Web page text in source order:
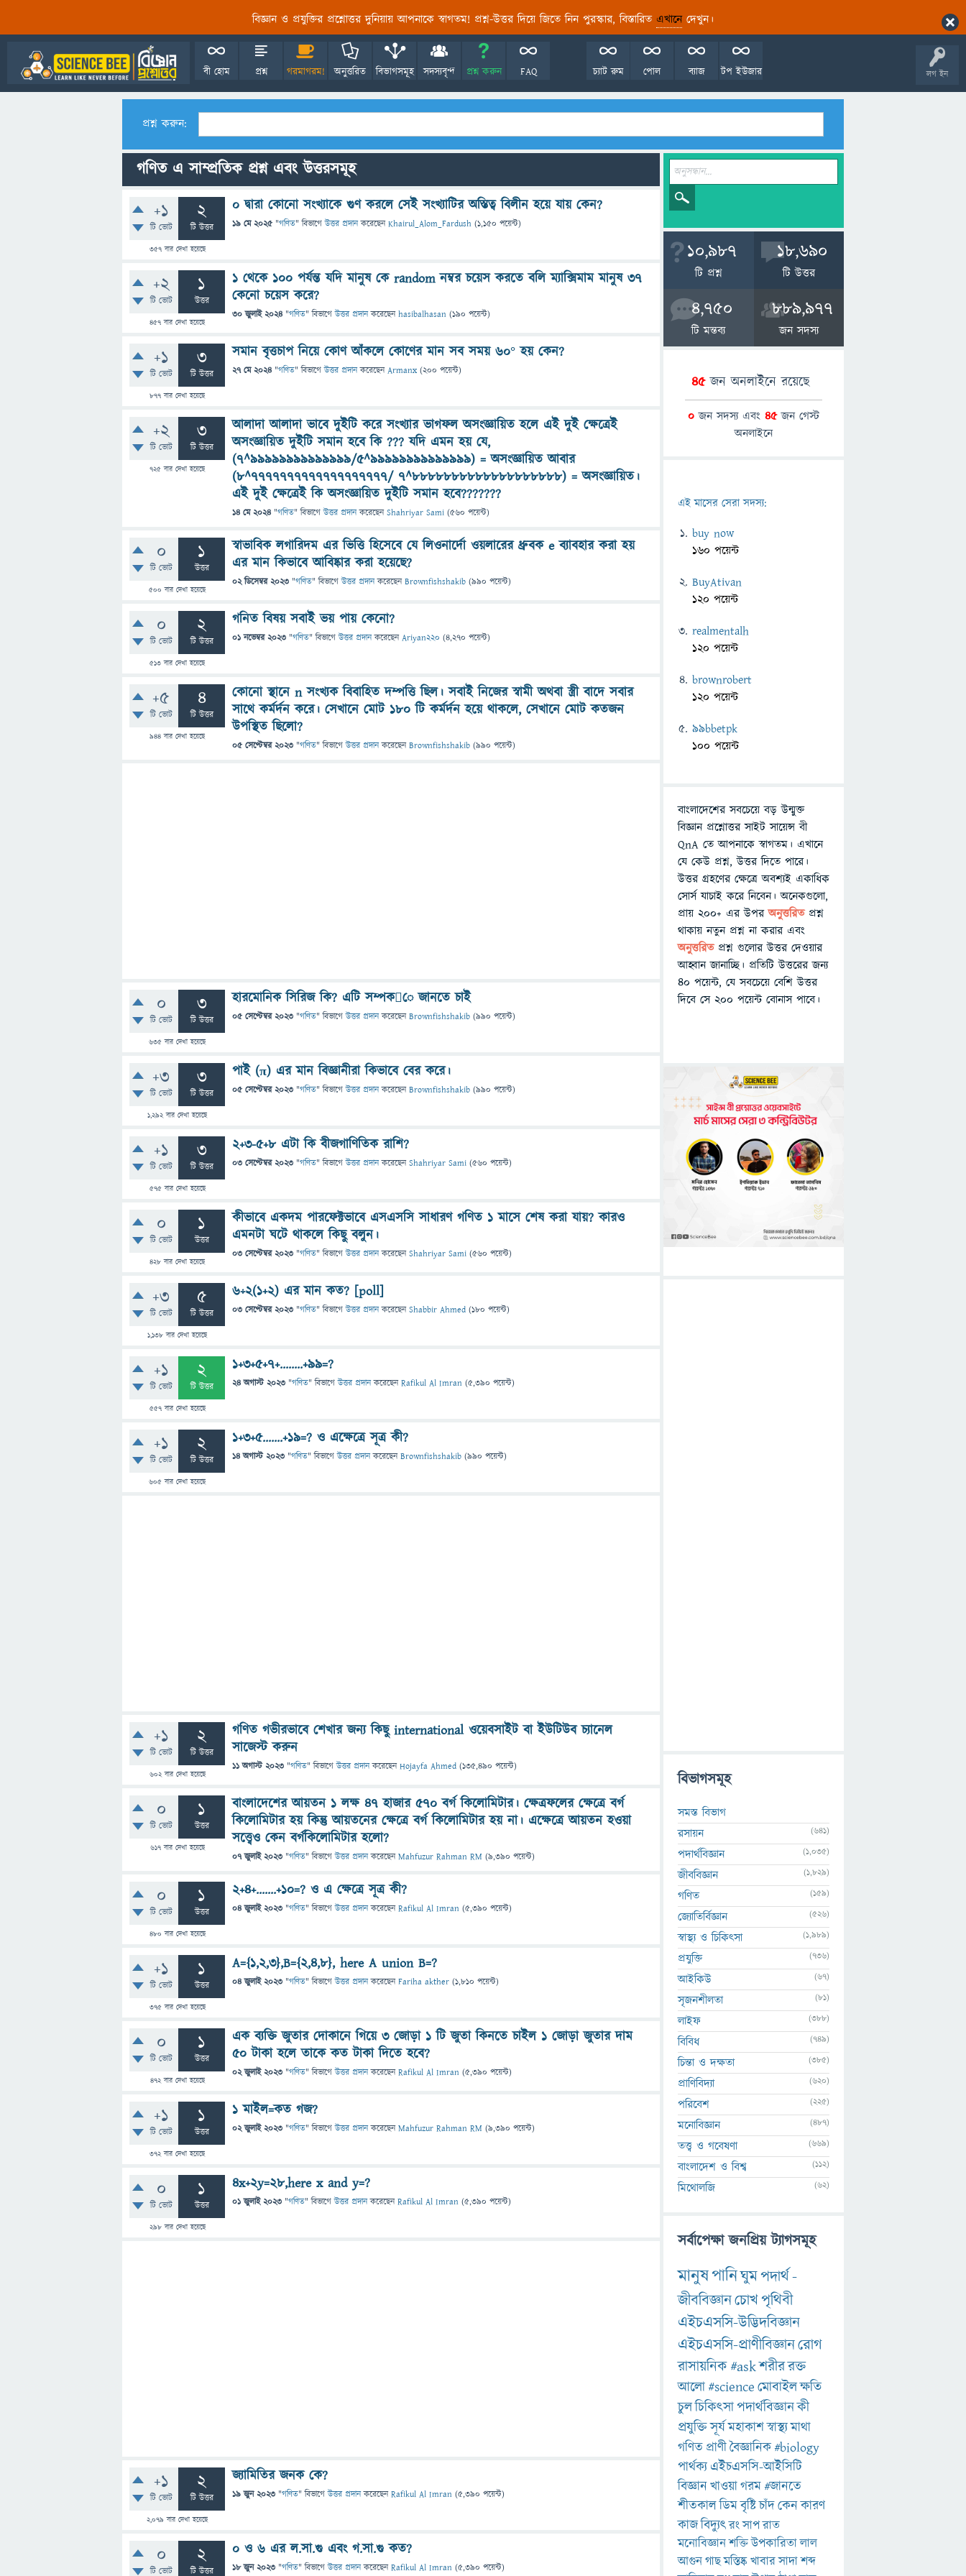
বিজ্ঞান ও প্রযুক্তির প্রশ্নোত্তর দুনিয়ায় আপনাকে স্বাগতম! প্রশ্ন-উত্তর দিয়ে জিতে নিন পুরস্কার, বিস্তারিত এখানেদেখুন।
লগ ইন
বী হোম প্রশ্ন গরমাগরম! অনুত্তরিত বিভাগসমূহ সদস্যবৃন্দ প্রশ্ন করুন FAQ টপ ইউজার
ব্যাজ
পোল
চ্যাট রুম
প্রশ্ন করুন:
গণিত এ সাম্প্রতিক প্রশ্ন এবং উত্তরসমূহ
+1
টি ভোট
2
টি উত্তর
357বার দেখা হয়েছে
০ দ্বারা কোনো সংখ্যাকে গুণ করলে সেই সংখ্যাটির অস্তিত্ব বিলীন হয়ে যায় কেন?
19 মে 2025 "গণিত" বিভাগে উত্তর প্রদান করেছেনKhairul_Alom_Fardush (1,150 পয়েন্ট)
+2
টি ভোট
1
উত্তর
457 বার দেখা হয়েছে
1 থেকে 100 পর্যন্ত যদি মানুষ কে random নম্বর চয়েস করতে বলি ম্যাক্সিমাম মানুষ 37
কেনো চয়েস করে?
30 জুলাই 2024 "গণিত" বিভাগে উত্তর প্রদান করেছেনhasibalhasan (190 পয়েন্ট)
+1
টি ভোট
3
টি উত্তর
877 বার দেখা হয়েছে
সমান বৃত্তচাপ নিয়ে কোণ আঁকলে কোণের মান সব সময় ৬০° হয় কেন?
27 মে 2024 "গণিত" বিভাগে উত্তর প্রদান করেছেনArmanx (200 পয়েন্ট)
+2
টি ভোট
3
টি উত্তর
725 বার দেখা হয়েছে
আলাদা আলাদা ভাবে দুইটি করে সংখ্যার ভাগফল অসংজ্ঞায়িত হলে এই দুই ক্ষেত্রেই
অসংজ্ঞায়িত দুইটি সমান হবে কি ??? যদি এমন হয় যে,
(৭^৯৯৯৯৯৯৯৯৯৯৯৯৯৯/৫^৯৯৯৯৯৯৯৯৯৯৯৯৯৯) = অসংজ্ঞায়িত আবার
(৮^৭৭৭৭৭৭৭৭৭৭৭৭৭৭৭৭৭৭৭/ ৭^৮৮৮৮৮৮৮৮৮৮৮৮৮৮৮৮৮৮৮) = অসংজ্ঞায়িত।
এই দুই ক্ষেত্রেই কি অসংজ্ঞায়িত দুইটি সমান হবে???????
14 মে 2024 "গণিত" বিভাগে উত্তর প্রদান করেছেনShahriyar Sami (560 পয়েন্ট)
0
টি ভোট
1
উত্তর
500 বার দেখা হয়েছে
স্বাভাবিক লগারিদম এর ভিত্তি হিসেবে যে লিওনার্দো ওয়লারের ধ্রুবক e ব্যাবহার করা হয়
এর মান কিভাবে আবিষ্কার করা হয়েছে?
02 ডিসেম্বর 2023 "গণিত" বিভাগে উত্তর প্রদান করেছেনBrownfishshakib (990 পয়েন্ট)
0
টি ভোট
2
টি উত্তর
513 বার দেখা হয়েছে
গনিত বিষয় সবাই ভয় পায় কেনো?
01 নভেম্বর 2023 "গণিত" বিভাগে উত্তর প্রদান করেছেনAriyan220 (4,270 পয়েন্ট)
+5
টি ভোট
4
টি উত্তর
944 বার দেখা হয়েছে
কোনো স্থানে n সংখ্যক বিবাহিত দম্পত্তি ছিল। সবাই নিজের স্বামী অথবা স্ত্রী বাদে সবার
সাথে কর্মর্দন করে। সেখানে মোট 180 টি কর্মর্দন হয়ে থাকলে, সেখানে মোট কতজন
উপস্থিত ছিলো?
05 সেপ্টেম্বর 2023 "গণিত" বিভাগে উত্তর প্রদান করেছেনBrownfishshakib (990 পয়েন্ট)
0
টি ভোট
3
টি উত্তর
635 বার দেখা হয়েছে
হারমোনিক সিরিজ কি? এটি সম্পকে জানতে চাই
05 সেপ্টেম্বর 2023 "গণিত" বিভাগে উত্তর প্রদান করেছেনBrownfishshakib (990 পয়েন্ট)
+3
টি ভোট
3
টি উত্তর
1,292বার দেখা হয়েছে
পাই (π) এর মান বিজ্ঞানীরা কিভাবে বের করে।
05 সেপ্টেম্বর 2023 "গণিত" বিভাগে উত্তর প্রদান করেছেনBrownfishshakib (990 পয়েন্ট)
+1
টি ভোট
3
টি উত্তর
575বার দেখা হয়েছে
2+3-5+8 এটা কি বীজগাণিতিক রাশি?
03 সেপ্টেম্বর 2023 "গণিত" বিভাগে উত্তর প্রদান করেছেনShahriyar Sami (560 পয়েন্ট)
0
টি ভোট
1
উত্তর
428 বার দেখা হয়েছে
কীভাবে একদম পারফেক্টভাবে এসএসসি সাধারণ গণিত ১ মাসে শেষ করা যায়? কারও
এমনটা ঘটে থাকলে কিছু বলুন।
03 সেপ্টেম্বর 2023 "গণিত" বিভাগে উত্তর প্রদান করেছেনShahriyar Sami (560 পয়েন্ট)
+3
টি ভোট
5
টি উত্তর
1,138 বার দেখা হয়েছে
6÷2(1+2) এর মান কত? [poll]
03 সেপ্টেম্বর 2023 "গণিত" বিভাগে উত্তর প্রদান করেছেনShabbir Ahmed (180 পয়েন্ট)
+1
টি ভোট
2
টি উত্তর
557বার দেখা হয়েছে
1+3+5+7+........+99=?
24 অগাস্ট 2023 "গণিত" বিভাগে উত্তর প্রদান করেছেনRafikul Al Imran (5,390 পয়েন্ট)
+1
টি ভোট
2
টি উত্তর
605 বার দেখা হয়েছে
1+3+5.......+19=? ও এক্ষেত্রে সূত্র কী?
14 অগাস্ট 2023 "গণিত" বিভাগে উত্তর প্রদান করেছেনBrownfishshakib (990 পয়েন্ট)
+1
টি ভোট
2
টি উত্তর
602বার দেখা হয়েছে
গণিত গভীরভাবে শেখার জন্য কিছু international ওয়েবসাইট বা ইউটিউব চ্যানেল
সাজেস্ট করুন
11 অগাস্ট 2023 "গণিত" বিভাগে উত্তর প্রদান করেছেনHojayfa Ahmed (135,490 পয়েন্ট)
0
টি ভোট
1
উত্তর
617বার দেখা হয়েছে
বাংলাদেশের আয়তন ১ লক্ষ ৪৭ হাজার ৫৭০ বর্গ কিলোমিটার। ক্ষেত্রফলের ক্ষেত্রে বর্গ
কিলোমিটার হয় কিন্তু আয়তনের ক্ষেত্রে বর্গ কিলোমিটার হয় না। এক্ষেত্রে আয়তন হওয়া
সত্ত্বেও কেন বর্গকিলোমিটার হলো?
07 জুলাই 2023 "গণিত" বিভাগে উত্তর প্রদান করেছেনMahfuzur Rahman RM (9,390 পয়েন্ট)
0
টি ভোট
1
উত্তর
480 বার দেখা হয়েছে
2+4+.......+10=? ও এ ক্ষেত্রে সূত্র কী?
04 জুলাই 2023 "গণিত" বিভাগে উত্তর প্রদান করেছেনRafikul Al Imran (5,390 পয়েন্ট)
+1
টি ভোট
1
উত্তর
375বার দেখা হয়েছে
A={1,2,3},B={2,4,8}, here A union B=?
04 জুলাই 2023 "গণিত" বিভাগে উত্তর প্রদান করেছেনFariha akther (1,810 পয়েন্ট)
0
টি ভোট
1
উত্তর
472বার দেখা হয়েছে
এক ব্যক্তি জুতার দোকানে গিয়ে 3 জোড়া 1 টি জুতা কিনতে চাইল 1 জোড়া জুতার দাম
50 টাকা হলে তাকে কত টাকা দিতে হবে?
02 জুলাই 2023 "গণিত" বিভাগে উত্তর প্রদান করেছেনRafikul Al Imran (5,390 পয়েন্ট)
+1
টি ভোট
1
উত্তর
372বার দেখা হয়েছে
1 মাইল=কত গজ?
02 জুলাই 2023 "গণিত" বিভাগে উত্তর প্রদান করেছেনMahfuzur Rahman RM (9,390 পয়েন্ট)
0
টি ভোট
1
উত্তর
298বার দেখা হয়েছে
4x+2y=28,here x and y=?
01 জুলাই 2023 "গণিত" বিভাগে উত্তর প্রদান করেছেনRafikul Al Imran (5,390 পয়েন্ট)
+1
টি ভোট
2
টি উত্তর
2,079 বার দেখা হয়েছে
জ্যামিতির জনক কে?
19 জুন 2023 "গণিত" বিভাগে উত্তর প্রদান করেছেনRafikul Al Imran (5,390 পয়েন্ট)
0
টি ভোট
2
টি উত্তর
০ ও ৬ এর ল.সা.গু এবং গ.সা.গু কত?
18 জুন 2023 "গণিত" বিভাগে উত্তর প্রদান করেছেনRafikul Al Imran (5,390 পয়েন্ট)
10,987
টি প্রশ্ন
18,690
টি উত্তর
4,750
টি মন্তব্য
889,977
জন সদস্য
45জন অনলাইনে রয়েছে
0 জন সদস্য এবং 45জন গেস্ট
অনলাইনে
এই মাসের সেরা সদস্য:
buy now
160 পয়েন্ট
BuyAtivan
120 পয়েন্ট
realmentalh
120 পয়েন্ট
brownrobert
120 পয়েন্ট
99bbetpk
100 পয়েন্ট
বাংলাদেশের সবচেয়ে বড় উন্মুক্ত
বিজ্ঞান প্রশ্নোত্তর সাইট সায়েন্স বী
QnA তে আপনাকে স্বাগতম। এখানে
যে কেউ প্রশ্ন, উত্তর দিতে পারে।
উত্তর গ্রহণের ক্ষেত্রে অবশ্যই একাধিক
সোর্স যাচাই করে নিবেন। অনেকগুলো,
প্রায় ২০০+ এর উপরঅনুত্তরিতপ্রশ্ন
থাকায় নতুন প্রশ্ন না করার এবং
অনুত্তরিত প্রশ্ন গুলোর উত্তর দেওয়ার
আহ্বান জানাচ্ছি। প্রতিটি উত্তরের জন্য
৪০ পয়েন্ট, যে সবচেয়ে বেশি উত্তর
দিবে সে ২০০ পয়েন্ট বোনাস পাবে।
বিভাগসমূহ
সমস্ত বিভাগ
রসায়ন
(641)
পদার্থবিজ্ঞান (1,035)
জীববিজ্ঞান (1,829)
গণিত (159)
জ্যোতির্বিজ্ঞান (526)
স্বাস্থ্য ও চিকিৎসা (1,989)
প্রযুক্তি (736)
আইকিউ (67)
সৃজনশীলতা (81)
লাইফ (388)
বিবিধ (749)
চিন্তা ও দক্ষতা (385)
প্রাণিবিদ্যা (620)
পরিবেশ (225)
মনোবিজ্ঞান (487)
তত্ত্ব ও গবেষণা (669)
বাংলাদেশ ও বিশ্ব (112)
মিথোলজি (62)
সর্বাপেক্ষা জনপ্রিয় ট্যাগসমূহ
মানুষপানিঘুমপদার্থ-
জীববিজ্ঞানচোখপৃথিবী
এইচএসসি-উদ্ভিদবিজ্ঞান
এইচএসসি-প্রাণীবিজ্ঞানরোগ
রাসায়নিক#askশরীররক্ত
আলো#scienceমোবাইলক্ষতি
চুলচিকিৎসাপদার্থবিজ্ঞানকী
প্রযুক্তিসূর্যমহাকাশস্বাস্থ্যমাথা
গণিত প্রাণীবৈজ্ঞানিক#biology
পার্থক্য এইচএসসি-আইসিটি
বিজ্ঞানখাওয়াগরম#জানতে
শীতকালডিমবৃষ্টিচাঁদকেনকারণ
কাজবিদ্যুৎরংসাপরাত
মনোবিজ্ঞানশক্তিউপকারিতালাল
আগুনগাছমস্তিষ্কখাবারসাদাশব্দ